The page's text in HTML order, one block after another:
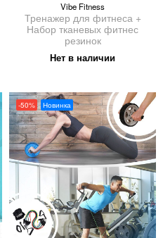
Vibe Fitness
Тренажер для фитнеса +
Набор тканевых фитнес
резинок
Нет в наличии
-50% Новинка